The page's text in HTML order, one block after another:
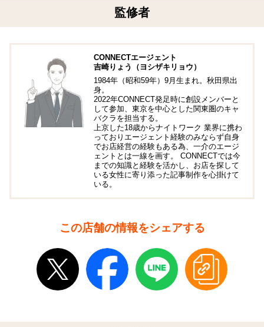
監修者
CONNECTエージェント
吉崎りょう（ヨシザキリョウ）
1984年（昭和59年）9月生まれ。秋田県出
身。
2022年CONNECT発足時に創設メンバーと
して参加、東京を中心とした関東圏のキャ
バクラを担当する。
上京した18歳からナイトワーク 業界に携わ
っておりエージェント経験のみならず自身
でお店経営の経験もある為、一介のエージ
ェントとは一線を画す。 CONNECTでは今
までの知識と経験を活かし、お店を探して
いる女性に寄り添った記事制作を心掛けて
いる。
この店舗の情報をシェアする